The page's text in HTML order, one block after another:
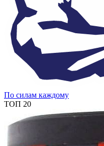
По силам каждому
ТОП 20